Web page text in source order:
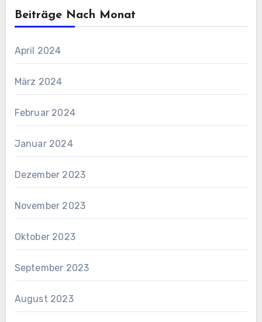
Beiträge Nach Monat
April 2024
März 2024
Februar 2024
Januar 2024
Dezember 2023
November 2023
Oktober 2023
September 2023
August 2023